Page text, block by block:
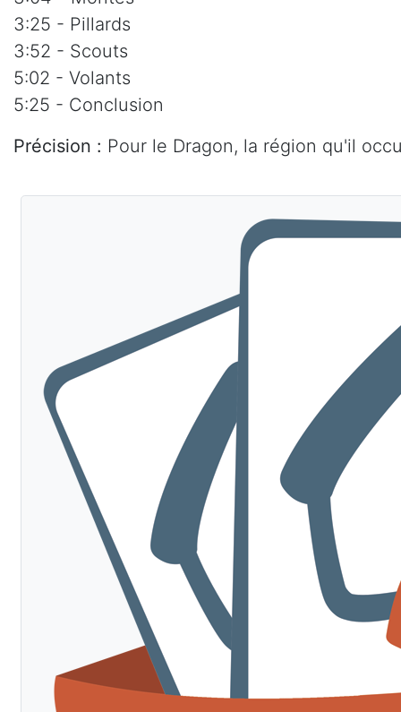
3:25 - Pillards
3:52 - Scouts
5:02 - Volants
5:25 - Conclusion
Précision : Pour le Dragon, la région qu'il